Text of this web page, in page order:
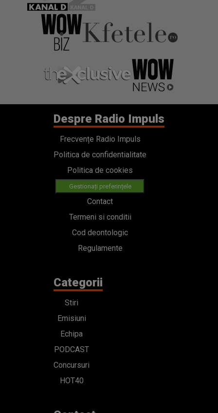
Despre Radio Impuls
Frecvențe Radio Impuls
Politica de confidentialitate
Politica de cookies
Gestionați preferințele
Contact
Termeni si conditii
Cod deontologic
Regulamente
Categorii
Stiri
Emisiuni
Echipa
PODCAST
Concursuri
HOT40